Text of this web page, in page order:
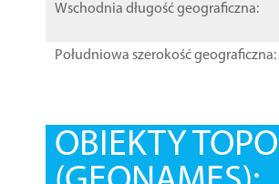
Wschodnia długość geograficzna:
Południowa szerokość geograficzna:
OBIEKTY